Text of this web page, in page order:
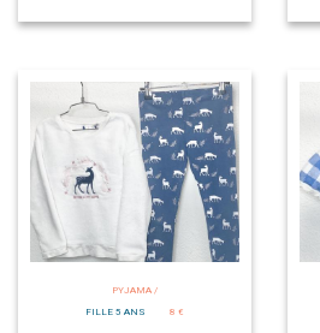
PYJAMA /
FILLE 5 ANS
8 €